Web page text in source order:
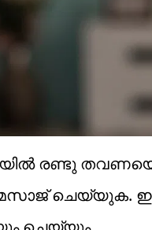
രണ്ടു
മസാജ് ചെയ്യുക.